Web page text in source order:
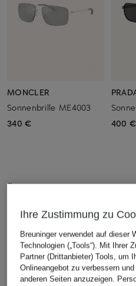
MONCLER
Sonnenbrille ME4003
340 €
400 €
ÄHNLICHE ARTIKEL
Ihre Zustimmung zu
Breuninger verwendet auf dieser
Technologien („Tools“). Mit Ihrer
Partner (Drittanbieter) Tools, um
Onlineangebot zu verbessern
anderen Seiten anzuzeigen.